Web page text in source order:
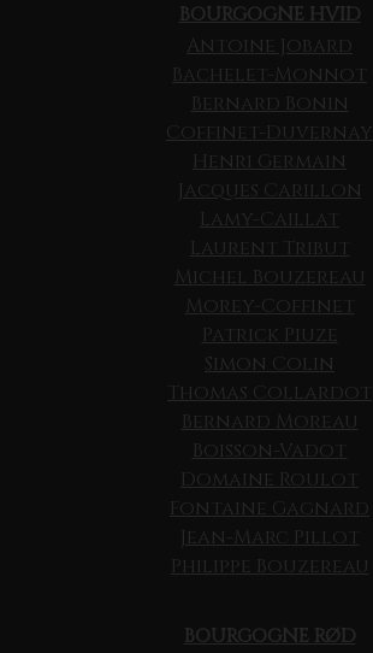
BOURGOGNE HVID
Antoine Jobard
Bachelet-Monnot
Bernard Bonin
Coffinet-Duvernay
Henri Germain
Jacques Carillon
Lamy-Caillat
Laurent Tribut
Michel Bouzereau
Morey-Coffinet
Patrick Piuze
Simon Colin
Thomas Collardot
Bernard Moreau
Boisson-Vadot
Domaine Roulot
Fontaine Gagnard
Jean-Marc Pillot
Philippe Bouzereau
BOURGOGNE RØD